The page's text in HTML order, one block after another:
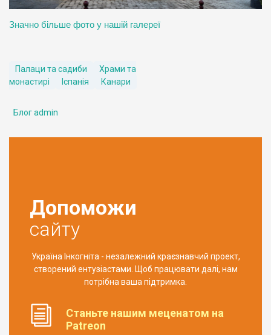
Значно більше фото у нашій галереї
Палаци та садиби
Храми та
монастирі
Іспанія Канари
Блог admin
Допоможи
сайту
Україна Інкогніта - незалежний краєзнавчий проект,
створений ентузіастами. Щоб працювати далі, нам
потрібна ваша підтримка.
Станьте нашим меценатом на
Patreon